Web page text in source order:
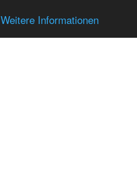
Weitere Informationen